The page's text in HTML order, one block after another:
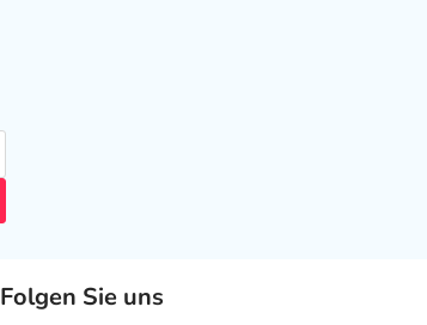
Folgen Sie uns